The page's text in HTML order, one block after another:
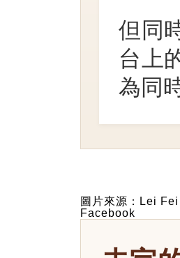
但同
台上
為同
圖片來源：Lei
Facebook